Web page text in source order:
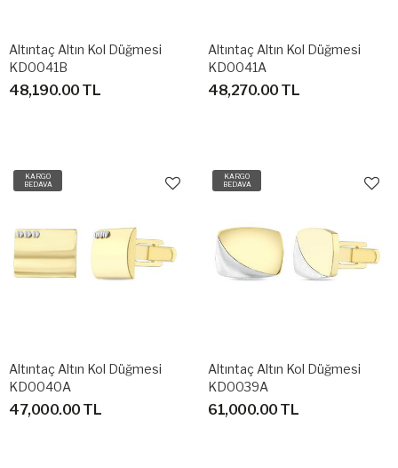
Altıntaç Altın Kol Düğmesi
KD0041B
48,190.00 TL
Altıntaç Altın Kol Düğmesi
KD0041A
48,270.00 TL
KARGO
BEDAVA
Altıntaç Altın Kol Düğmesi
KD0040A
47,000.00 TL
KARGO
BEDAVA
Altıntaç Altın Kol Düğmesi
KD0039A
61,000.00 TL